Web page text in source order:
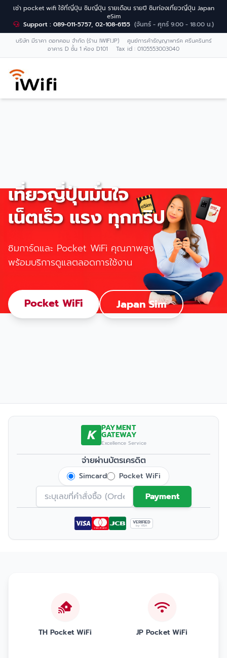
เช่า pocket wifi ใช้ที่ญี่ปุ่น ซิมญี่ปุ่น รายเดือน รายปี ซิมท่องเที่ยวญี่ปุ่น Japan
eSim
Support : 089-011-5757, 02-108-6155 (จันทร์ - ศุกร์ 9.00 - 18.00 น.)
บริษัท มีราคา ดอทคอม จำกัด (ร้าน IWIFI.JP) ศูนย์การค้าธัญญาพาร์ค ศรีนครินทร์
อาคาร D ชั้น 1 ห้อง D101 Tax id : 0105553003040
เที่ยวญี่ปุ่นมั่นใจ
เน็ตเร็ว แรง ทุกทริป
ซิมการ์ดและ Pocket WiFi คุณภาพสูง
พร้อมบริการดูแลตลอดการใช้งาน
Pocket WiFi Japan Sim
K PAYMENT
GATEWAY
Excellence Service
จ่ายผ่านบัตรเครดิต
Simcard Pocket WiFi
Payment
VERIFIED
by VISA
TH Pocket WiFi JP Pocket WiFi